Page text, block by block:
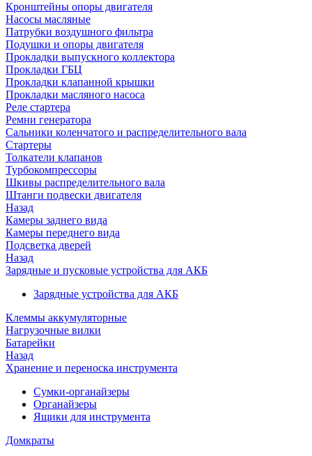
Кронштейны опоры двигателя
Насосы масляные
Патрубки воздушного фильтра
Подушки и опоры двигателя
Прокладки выпускного коллектора
Прокладки ГБЦ
Прокладки клапанной крышки
Прокладки масляного насоса
Реле стартера
Ремни генератора
Сальники коленчатого и распределительного вала
Стартеры
Толкатели клапанов
Турбокомпрессоры
Шкивы распределительного вала
Штанги подвески двигателя
Назад
Камеры заднего вида
Камеры переднего вида
Подсветка дверей
Назад
Зарядные и пусковые устройства для АКБ
Зарядные устройства для АКБ
Клеммы аккумуляторные
Нагрузочные вилки
Батарейки
Назад
Хранение и переноска инструмента
Сумки-органайзеры
Органайзеры
Ящики для инструмента
Домкраты